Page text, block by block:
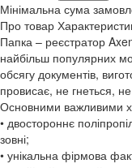
Мінімальна сума
Про товар
Папка – реєстратор
найбільш популярних
обсягу документів,
провисає, не гнеться,
Основними важливими
• двостороннє
зовні;
• унікальна фірмова